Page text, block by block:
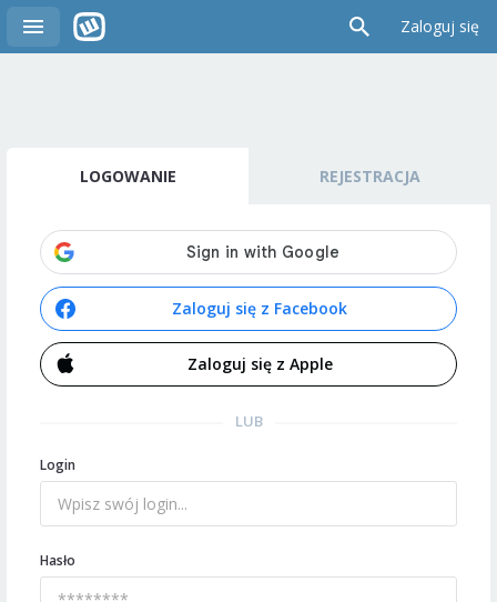
Zaloguj się
LOGOWANIE REJESTRACJA
Zaloguj się z Facebook
Zaloguj się z Apple
LUB
Login
Hasło